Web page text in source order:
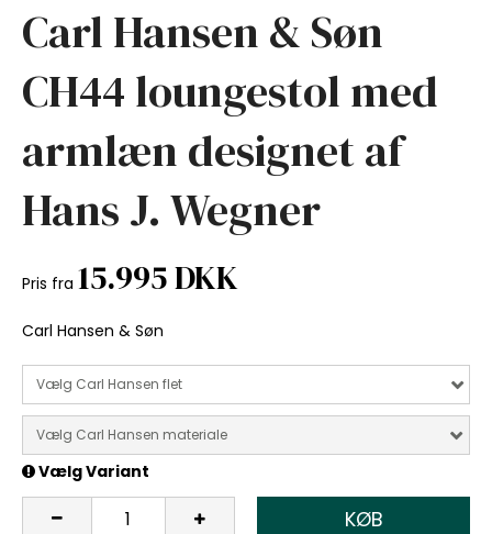
Carl Hansen & Søn
CH44 loungestol med
armlæn designet af
Hans J. Wegner
Pris fra 15.995 DKK
Carl Hansen & Søn
Vælg Carl Hansen flet
Vælg Carl Hansen materiale
Vælg Variant
KØB